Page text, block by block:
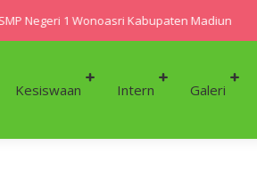
Negeri 1 Wonoasri Kabupaten Madiun
Kesiswaan Intern Galeri